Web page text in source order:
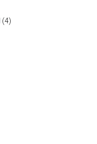
(4)